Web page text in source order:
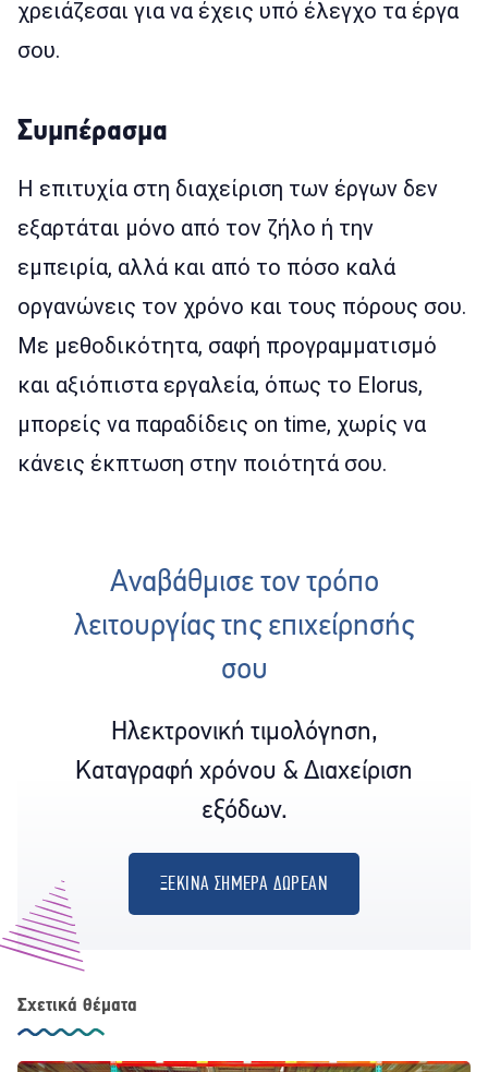
χρειάζεσαι για να έχεις υπό έλεγχο τα έργα
σου.
Συμπέρασμα
Η επιτυχία στη διαχείριση των έργων δεν
εξαρτάται μόνο από τον ζήλο ή την
εμπειρία, αλλά και από το πόσο καλά
οργανώνεις τον χρόνο και τους πόρους σου.
Με μεθοδικότητα, σαφή προγραμματισμό
και αξιόπιστα εργαλεία, όπως το Elorus,
μπορείς να παραδίδεις on time, χωρίς να
κάνεις έκπτωση στην ποιότητά σου.
Αναβάθμισε τον τρόπο
λειτουργίας της επιχείρησής
σου
Ηλεκτρονική τιμολόγηση,
Καταγραφή χρόνου & Διαχείριση
εξόδων.
ΞΕΚΙΝΑ ΣΗΜΕΡΑ ΔΩΡΕΑΝ
Σχετικά θέματα